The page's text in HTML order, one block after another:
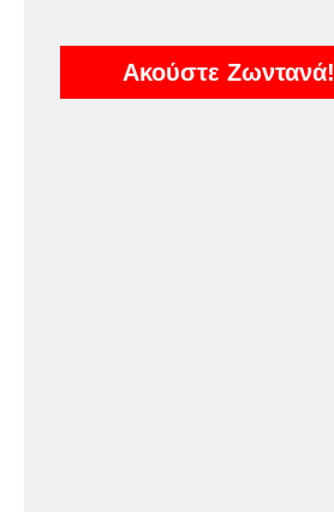
Ακούστε Ζωντανά!